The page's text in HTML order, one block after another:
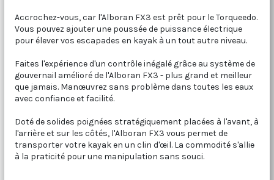
Accrochez-vous, car l'Alboran FX3 est prêt pour le Torqueedo.
Vous pouvez ajouter une poussée de puissance électrique
pour élever vos escapades en kayak à un tout autre niveau.
Faites l'expérience d'un contrôle inégalé grâce au système de
gouvernail amélioré de l'Alboran FX3 - plus grand et meilleur
que jamais. Manœuvrez sans problème dans toutes les eaux
avec confiance et facilité.
Doté de solides poignées stratégiquement placées à l'avant, à
l'arrière et sur les côtés, l'Alboran FX3 vous permet de
transporter votre kayak en un clin d'œil. La commodité s'allie
à la praticité pour une manipulation sans souci.